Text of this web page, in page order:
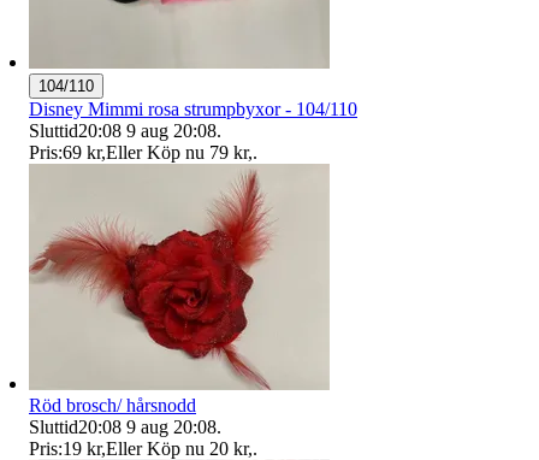
104/110
Disney Mimmi rosa strumpbyxor - 104/110
Sluttid20:08 9 aug 20:08.
Pris:69 kr,Eller Köp nu 79 kr,.
Röd brosch/ hårsnodd
Sluttid20:08 9 aug 20:08.
Pris:19 kr,Eller Köp nu 20 kr,.